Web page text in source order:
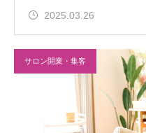
2025.03.26
サロン開業・集客